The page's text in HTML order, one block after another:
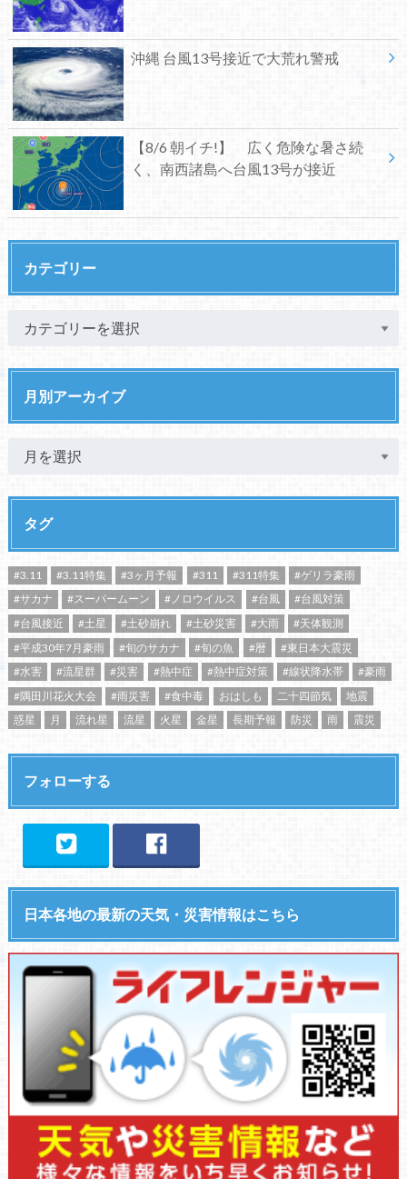
沖縄 台風13号接近で大荒れ警戒
【8/6 朝イチ!】 広く危険な暑さ続
く、南西諸島へ台風13号が接近
カテゴリー
月別アーカイブ
タグ
#3.11 #3.11特集 #3ヶ月予報 #311 #311特集
#ゲリラ豪雨
#サカナ
#スーパームーン #ノロウイルス #台風
#台風対策
#台風接近
#土星 #土砂崩れ #土砂災害 #大雨
#天体観測
#平成30年7月豪雨
#旬のサカナ #旬の魚 #暦
#東日本大震災
#水害
#流星群 #災害 #熱中症 #熱中症対策 #線状降水帯
#豪雨
#隅田川花火大会
#雨災害 #食中毒 おはしも 二十四節気
地震
惑星
月 流れ星 流星 火星 金星 長期予報 防災 雨 震災
フォローする
日本各地の最新の天気・災害情報はこちら